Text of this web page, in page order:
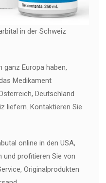
in der Schweiz
ganz Europa haben,
Medikament
Deutschland
liefern. Kontaktieren Sie
online in den USA,
und profitieren Sie von
Originalprodukten